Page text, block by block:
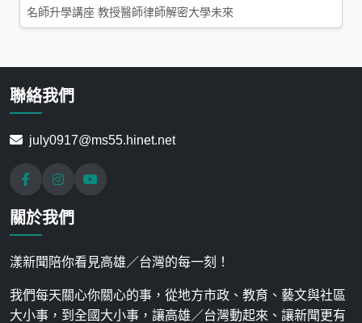
名師升學講座 教授醫師律師解密大學未來
聯絡我們
july0917@ms55.hinet.net
關於我們
漾新聞陪你看見高雄／台灣的每一刻！
我們每天關心你關心的事，從地方市政、教育、藝文與社區
大小事，到全國大小事，讓高雄／台灣動起來、讓新聞更有